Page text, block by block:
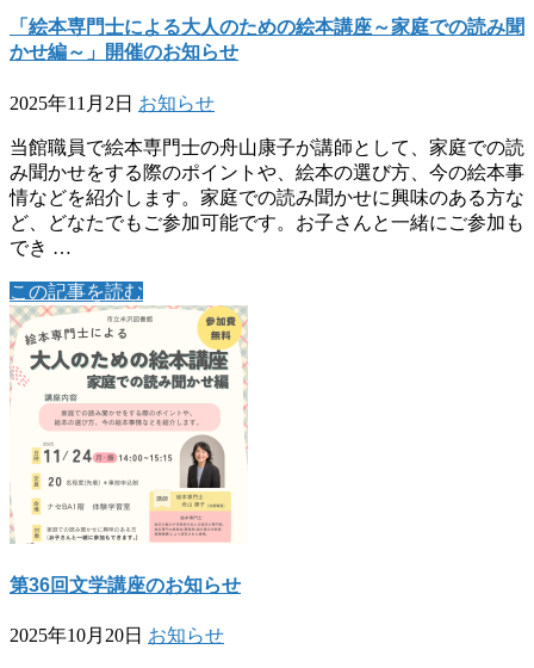
「絵本専門士による大人のための絵本講座～家庭での読み聞
かせ編～」開催のお知らせ
2025年11月2日 お知らせ
当館職員で絵本専門士の舟山康子が講師として、家庭での読
み聞かせをする際のポイントや、絵本の選び方、今の絵本事
情などを紹介します。家庭での読み聞かせに興味のある方な
ど、どなたでもご参加可能です。お子さんと一緒にご参加も
でき …
この記事を読む
第36回文学講座のお知らせ
2025年10月20日 お知らせ